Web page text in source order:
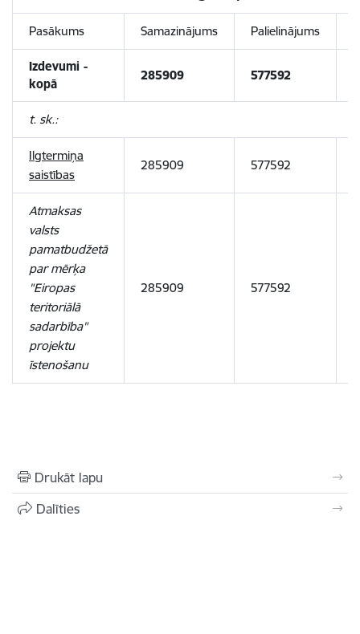
Pasākums Samazinājums Palielinājums
Izdevumi -
kopā
285909 577592
t. sk.:
Ilgtermiņa
saistības
285909 577592
Atmaksas
valsts
pamatbudžetā
par mērķa
"Eiropas
teritoriālā
sadarbība"
projektu
īstenošanu
285909 577592
Drukāt lapu
Dalīties